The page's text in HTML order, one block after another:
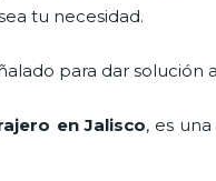
tu necesidad.
para dar solución
en Jalisco, es